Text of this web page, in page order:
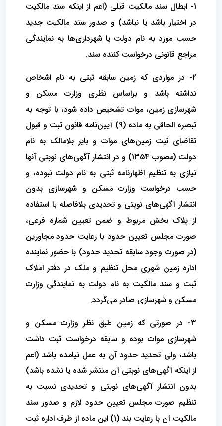
1- ابطال سند مالکیت قبلی (اعم از اینکه سند مالکیت
در اختیار باشد یا نباشد) و صدور سند مالکیت جدید
حسب مورد به نام دولت یا شهرداری‌ها به نمایندگی
مراجع قانونی درخواست کننده سند.
2- در مواردی که زمین سابقه ثبتی به نام اشخاص
نداشته باشد و براساس نظری وزارت مسکن و
شهرسازی زمین، موات تشخیص داده شود، با توجه به
تبصره الحاقی به ماده (9) آیین‌نامه قانون ثبت و قبول
تقاضای ثبت زمین‌های موات و بایر بلامالک به نام
دولت (مصوب 1354) و در انتشار آگهی‌های نوبتی آنها
نیازی به تنظیم اظهارنامه ثبتی به نام دولت نبوده، و
حسب درخواست وزارت مسکن و شهرسازی بدون
انتشار آگهی‌های نوبتی و تحدیدی بلافاصله با استفاده
از پلاک بخش مربوط و ضمن تعیین شماره فرعی،
صورت مجلس تعیین حدود با رعایت حدود مجاورین
(در صورت وجود سابقه تحدید حدود) با حضور نماینده
اداره زمین شهری محل تنظیم و ملک در دفتر املاک
ثبت و سند مالکیت به نام دولت به نمایندگی وزارت
مسکن و شهرسازی صادر می‌گردد.
3- در صورتی که زمین طبق نظر وزارت مسکن و
شهرسازی موات بوده و سابقه درخواست ثبت داشت
باشد، ولی تحدید حدود آن به عمل نیامده باشد (اعم
از اینکه آگهی‌های نوبتی آن منتشر شده یا نشده باشد)
بدون انتشار آگهی‌های نوبتی و تحدیدی نسبت به
تنظیم صورت مجلس تعیین حدود لازم و صدور سند
مالکیت آن با رعایت بند (1) این ماده از طرف اداره ثبت